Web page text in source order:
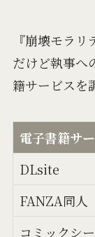
『崩壊モラ
だけど執事へ
籍サービスを
電子書籍サ
DLsite
FANZA同人
コミックシ